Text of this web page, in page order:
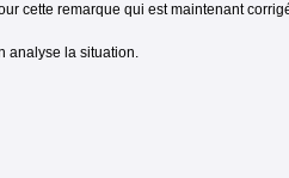
cette remarque qui est maintenant
analyse la situation.